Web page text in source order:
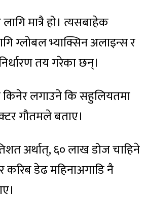
मात्रै हो। त्यसबाहेक
ग्लोबल भ्याक्सिन अलाइन्स र
तय गरेका छन्।
लगाउने कि सहुलियतमा
गौतमले बताए।
अर्थात्, ६० लाख डोज चाहिने
करिब डेढ महिनाअगाडि नै